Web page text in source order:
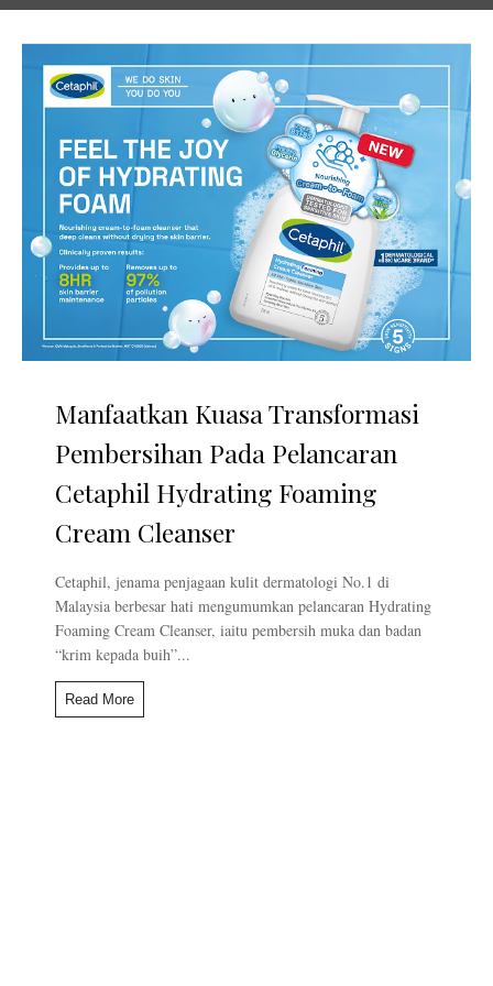
Manfaatkan Kuasa Transformasi
Pembersihan Pada Pelancaran
Cetaphil Hydrating Foaming
Cream Cleanser
Cetaphil, jenama penjagaan kulit dermatologi No.1 di
Malaysia berbesar hati mengumumkan pelancaran Hydrating
Foaming Cream Cleanser, iaitu pembersih muka dan badan
“krim kepada buih”...
Read More